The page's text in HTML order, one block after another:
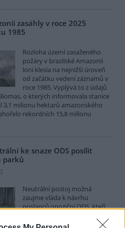
zasáhly v roce 2025
1985
Rozloha území zasaženého
požáry v brazilské Amazonii
loni klesla na nejnižší úroveň
od začátku vedení záznamů v
roce 1985. Vyplývá to z údajů
o kterých informovala stanice
3,1 milionu hektarů amazonského
rekordních 15,8 milionu
ke snaze ODS posílit
parků
)
Neutrální postoj možná
zaujme vláda k návrhu
poslanců opoziční ODS, kteří
zástupců obcí a krajů v radách